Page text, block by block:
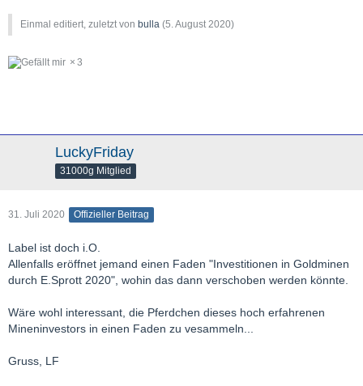
Einmal editiert, zuletzt von bulla (5. August 2020)
3
LuckyFriday
31000g Mitglied
31. Juli 2020 Offizieller Beitrag
Label ist doch i.O.
Allenfalls eröffnet jemand einen Faden "Investitionen in Goldminen
durch E.Sprott 2020", wohin das dann verschoben werden könnte.
Wäre wohl interessant, die Pferdchen dieses hoch erfahrenen
Mineninvestors in einen Faden zu vesammeln...
Gruss, LF